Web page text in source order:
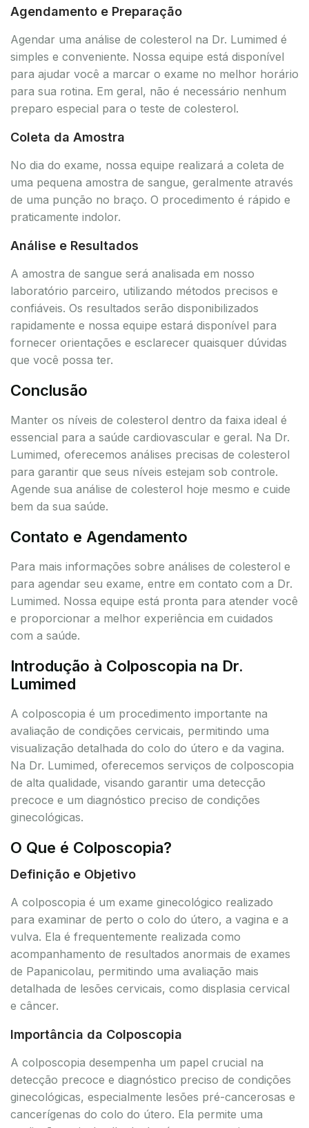
Agendamento e Preparação
Agendar uma análise de colesterol na Dr. Lumimed é
simples e conveniente. Nossa equipe está disponível
para ajudar você a marcar o exame no melhor horário
para sua rotina. Em geral, não é necessário nenhum
preparo especial para o teste de colesterol.
Coleta da Amostra
No dia do exame, nossa equipe realizará a coleta de
uma pequena amostra de sangue, geralmente através
de uma punção no braço. O procedimento é rápido e
praticamente indolor.
Análise e Resultados
A amostra de sangue será analisada em nosso
laboratório parceiro, utilizando métodos precisos e
confiáveis. Os resultados serão disponibilizados
rapidamente e nossa equipe estará disponível para
fornecer orientações e esclarecer quaisquer dúvidas
que você possa ter.
Conclusão
Manter os níveis de colesterol dentro da faixa ideal é
essencial para a saúde cardiovascular e geral. Na Dr.
Lumimed, oferecemos análises precisas de colesterol
para garantir que seus níveis estejam sob controle.
Agende sua análise de colesterol hoje mesmo e cuide
bem da sua saúde.
Contato e Agendamento
Para mais informações sobre análises de colesterol e
para agendar seu exame, entre em contato com a Dr.
Lumimed. Nossa equipe está pronta para atender você
e proporcionar a melhor experiência em cuidados
com a saúde.
Introdução à Colposcopia na Dr.
Lumimed
A colposcopia é um procedimento importante na
avaliação de condições cervicais, permitindo uma
visualização detalhada do colo do útero e da vagina.
Na Dr. Lumimed, oferecemos serviços de colposcopia
de alta qualidade, visando garantir uma detecção
precoce e um diagnóstico preciso de condições
ginecológicas.
O Que é Colposcopia?
Definição e Objetivo
A colposcopia é um exame ginecológico realizado
para examinar de perto o colo do útero, a vagina e a
vulva. Ela é frequentemente realizada como
acompanhamento de resultados anormais de exames
de Papanicolau, permitindo uma avaliação mais
detalhada de lesões cervicais, como displasia cervical
e câncer.
Importância da Colposcopia
A colposcopia desempenha um papel crucial na
detecção precoce e diagnóstico preciso de condições
ginecológicas, especialmente lesões pré-cancerosas e
cancerígenas do colo do útero. Ela permite uma